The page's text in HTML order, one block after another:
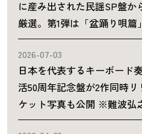
に産み出された民謡SP盤か
厳選。第1弾は「盆踊り唄篇
2026-07-03
日本を代表するキーボード
活50周年記念盤が2作同時
ケット写真も公開 ※難波弘